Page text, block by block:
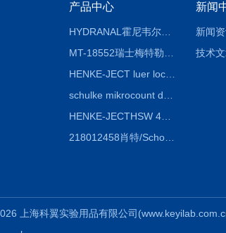
产品中心
HYDRANAL霍尼韦尔Fluka 34696-25G固体水标 二水合物
HENKE-JECT luer lock鲁尔锁注射器 4200-X00V0 20mL（24ml）
HENKE-JECTHSW 4020.X00V0 2ml（3mL）鲁尔锁注射器
218012458肖特/Schott duran蓝盖试剂瓶100ml，透明
新闻
新闻
技术
上海科翼实验用品有限公司